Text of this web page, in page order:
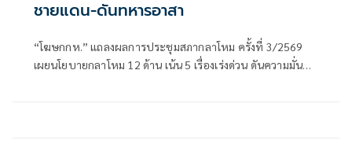
ชายแดน-ดันทหารอาสา
“โฆษกกห.” แถลงผลการประชุมสภากลาโหม ครั้งที่ 3/2569
เผยนโยบายกลาโหม 12 ด้าน เน้น 5 เรื่องเร่งด่วน ดันความมั่นคง